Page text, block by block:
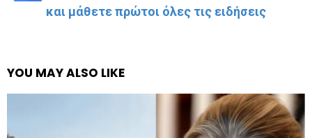
και μάθετε πρώτοι όλες τις ειδήσεις
YOU MAY ALSO LIKE